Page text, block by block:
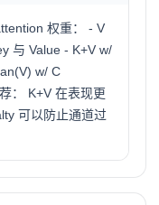
权重： - V
与 Value - K+V w/
w/ C
： K+V 在表现更
可以防止通道过